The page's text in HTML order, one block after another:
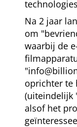
Na 2 jaar
om
waarbij de
oprichter te
(uiteindelijk
alsof het